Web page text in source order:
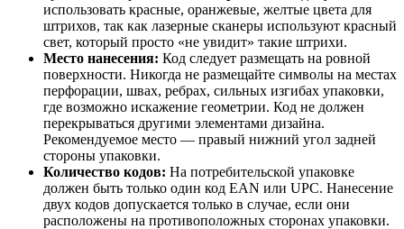
использовать красные, оранжевые, желтые цвета для
штрихов, так как лазерные сканеры используют красный
свет, который просто «не увидит» такие штрихи.
Место нанесения: Код следует размещать на ровной
поверхности. Никогда не размещайте символы на местах
перфорации, швах, ребрах, сильных изгибах упаковки,
где возможно искажение геометрии. Код не должен
перекрываться другими элементами дизайна.
Рекомендуемое место — правый нижний угол задней
стороны упаковки.
Количество кодов: На потребительской упаковке
должен быть только один код EAN или UPC. Нанесение
двух кодов допускается только в случае, если они
расположены на противоположных сторонах упаковки.